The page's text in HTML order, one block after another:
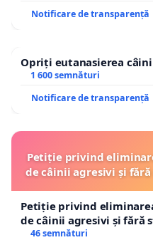
Notificare de transparență
Opriți eutanasierea
1 600 semnături
Notificare de transparență
Petiție privind
de câinii agresivi și
Petiție privind
de câinii agresivi și fără
46 semnături